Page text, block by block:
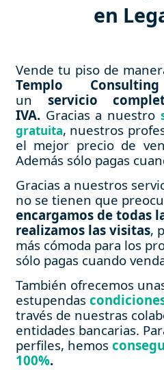
en
Vende tu piso de
Templo
un servicio
IVA. Gracias a nuestro
gratuita, nuestros
el mejor precio de
Además sólo pagas
Gracias a nuestros
no se tienen que
encargamos de todas
realizamos las visitas,
más cómoda para los
sólo pagas cuando
También ofrecemos
estupendas
través de nuestras
entidades bancarias.
perfiles, hemos
100%.